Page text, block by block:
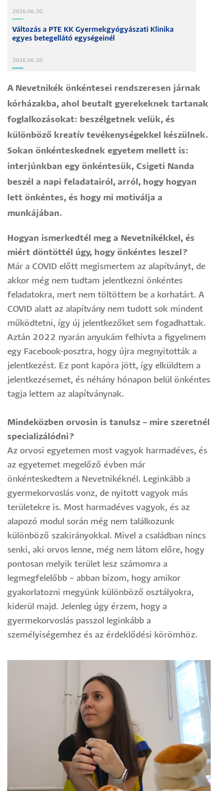
2026.06.30.
Változás a PTE KK Gyermekgyógyászati Klinika
egyes betegellátó egységeinél
2026.06.30.
A Nevetnikék önkéntesei rendszeresen járnak
kórházakba, ahol beutalt gyerekeknek tartanak
foglalkozásokat: beszélgetnek velük, és
különböző kreatív tevékenységekkel készülnek.
Sokan önkénteskednek egyetem mellett is:
interjúnkban egy önkéntesük, Csigeti Nanda
beszél a napi feladatairól, arról, hogy hogyan
lett önkéntes, és hogy mi motiválja a
munkájában.
Hogyan ismerkedtél meg a Nevetnikékkel, és
miért döntöttél úgy, hogy önkéntes leszel?
Már a COVID előtt megismertem az alapítványt, de
akkor még nem tudtam jelentkezni önkéntes
feladatokra, mert nem töltöttem be a korhatárt. A
COVID alatt az alapítvány nem tudott sok mindent
működtetni, így új jelentkezőket sem fogadhattak.
Aztán 2022 nyarán anyukám felhívta a figyelmem
egy Facebook-posztra, hogy újra megnyitották a
jelentkezést. Ez pont kapóra jött, így elküldtem a
jelentkezésemet, és néhány hónapon belül önkéntes
tagja lettem az alapítványnak.
Mindeközben orvosin is tanulsz – mire szeretnél
specializálódni?
Az orvosi egyetemen most vagyok harmadéves, és
az egyetemet megelőző évben már
önkénteskedtem a Nevetnikéknél. Leginkább a
gyermekorvoslás vonz, de nyitott vagyok más
területekre is. Most harmadéves vagyok, és az
alapozó modul során még nem találkozunk
különböző szakirányokkal. Mivel a családban nincs
senki, aki orvos lenne, még nem látom előre, hogy
pontosan melyik terület lesz számomra a
legmegfelelőbb – abban bízom, hogy amikor
gyakorlatozni megyünk különböző osztályokra,
kiderül majd. Jelenleg úgy érzem, hogy a
gyermekorvoslás passzol leginkább a
személyiségemhez és az érdeklődési körömhöz.